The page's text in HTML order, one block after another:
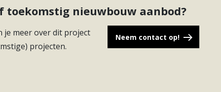
nieuwbouw aanbod?
je meer over dit project
projecten.
Neem contact op!